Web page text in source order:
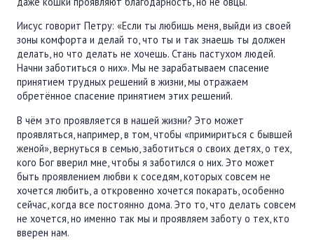
Иисус говорит Петру: «Если ты любишь меня, выйди из своей
зоны комфорта и делай то, что ты и так знаешь ты должен
делать, но что делать не хочешь. Стань пастухом людей.
Начни заботиться о них». Мы не зарабатываем спасение
принятием трудных решений в жизни, мы отражаем
обретённое спасение принятием этих решений.
В чём это проявляется в нашей жизни? Это может
проявляться, например, в том, чтобы «примириться с бывшей
женой», вернуться в семью, заботиться о своих детях, о тех,
кого Бог вверил мне, чтобы я заботился о них. Это может
быть проявлением любви к соседям, которых совсем не
хочется любить, а откровенно хочется покарать, особенно
сейчас, когда все постоянно дома. Это то, что делать совсем
не хочется, но именно так мы и проявляем заботу о тех, кто
вверен нам.